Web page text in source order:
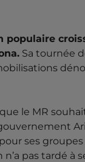
«
le 19 novembre
alors
les
populaire
Sa tournée
que le MR
ses
pas tardé à